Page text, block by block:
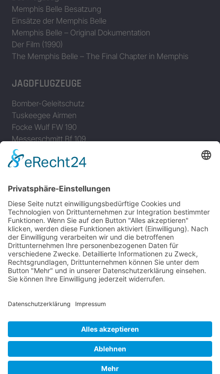
Memphis Belle Besatzung
Einsätze der Memphis Belle
Memphis Belle – Original Dokumentation
Der Film (1990)
The Memphis Belle – The Final Chapter in Memphis
JAGDFLUGZEUGE
Bomber-Geleitschutz
Tuskeegee Airmen
Focke Wulf FW 190
Messerschmitt Bf 109
Messerschmitt Me 163
Messerschmitt Me 262
P-47 Thunderbolt
INFO
Über diese B-17 Webseite
Kontakt
Impressum
Datenschutzerklärung
Links
UNTERSTÜTZEN
Gefällt Ihnen diese Website über die B-17 Flying